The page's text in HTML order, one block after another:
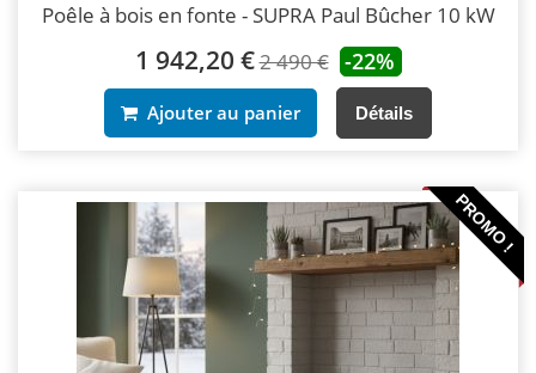
Poêle à bois en fonte - SUPRA Paul Bûcher 10 kW
1 942,20 €2 490 € -22%
Ajouter au panier Détails
PROMO !